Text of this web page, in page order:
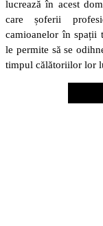
lucrează în acest
care șoferii
camioanelor în spații
le permite să se
timpul călătoriilor lor